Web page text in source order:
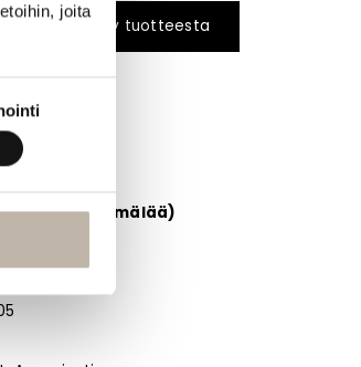
joita
Kysy tuotteesta
(ei myymälää)
D